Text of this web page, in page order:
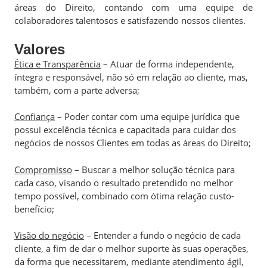
áreas do Direito, contando com uma equipe de
colaboradores talentosos e satisfazendo nossos clientes.
Valores
Ética e Transparência – Atuar de forma independente,
íntegra e responsável, não só em relação ao cliente, mas,
também, com a parte adversa;
Confiança – Poder contar com uma equipe jurídica que
possui excelência técnica e capacitada para cuidar dos
negócios de nossos Clientes em todas as áreas do Direito;
Compromisso – Buscar a melhor solução técnica para
cada caso, visando o resultado pretendido no melhor
tempo possível, combinado com ótima relação custo-
benefício;
Visão do negócio – Entender a fundo o negócio de cada
cliente, a fim de dar o melhor suporte às suas operações,
da forma que necessitarem, mediante atendimento ágil,